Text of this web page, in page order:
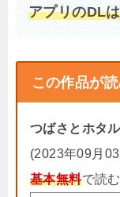
アプリのDLは
この作品が
つばさとホタル
(2023年09月
基本無料で読